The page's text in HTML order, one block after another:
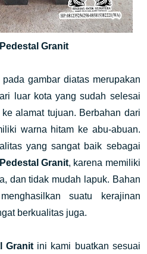
Granit
pada gambar diatas merupakan
luar kota yang sudah selesai
alamat tujuan. Berbahan dari
warna hitam ke abu-abuan.
yang sangat baik sebagai
Granit, karena memiliki
dan tidak mudah lapuk. Bahan
suatu kerajinan
berkualitas juga.
Granitini kami buatkan sesuai